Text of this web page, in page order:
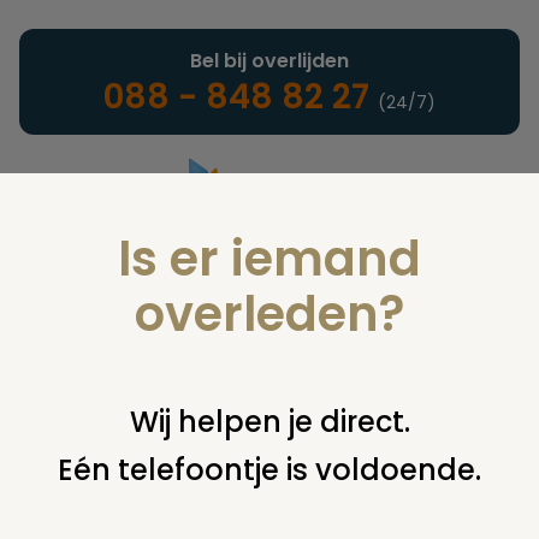
Landelijke uitvaartonderneming
Bel bij overlijden
088 - 848 82 27 (24/7)
U bent hier: home verzekeringen overige financiering uit
Is er iemand
overleden?
Wij helpen je direct.
Eén telefoontje is voldoende.